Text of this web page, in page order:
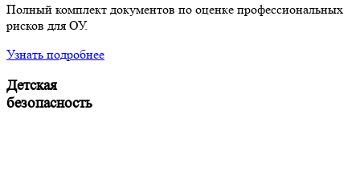
Полный комплект документов по оценке профессиональных
рисков для ОУ.
Узнать подробнее
Детская
безопасность